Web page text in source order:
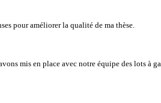
pour améliorer la qualité de ma thèse.
mis en place avec notre équipe des lots